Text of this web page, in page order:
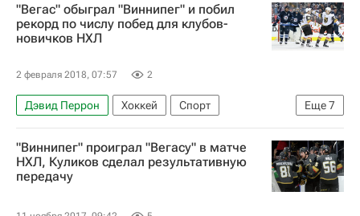
Сент-Луис Блюз
Монреаль Канадиенс
Джонатан Друэн
"Вегас" обыграл "Виннипег" и побил
рекорд по числу побед для клубов-
новичков НХЛ
2 февраля 2018, 07:57 2
Еще7
Дэвид Перрон Хоккей
Спорт
Национальная хоккейная лига (НХЛ)
Вегас Голден Найтс
Виннипег Джетс
Кайл Коннор
"Виннипег" проиграл "Вегасу" в матче
НХЛ, Куликов сделал результативную
передачу